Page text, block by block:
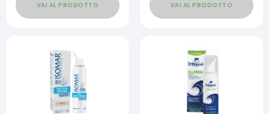
VAI AL PRODOTTO VAI AL PRODOTTO